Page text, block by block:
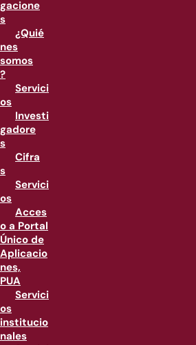
gacione
s
¿Quié
nes
somos
?
Servici
os
Investi
gadore
s
Cifra
s
Servici
os
Acces
o a Portal
Único de
Aplicacio
nes,
PUA
Servici
os
institucio
nales